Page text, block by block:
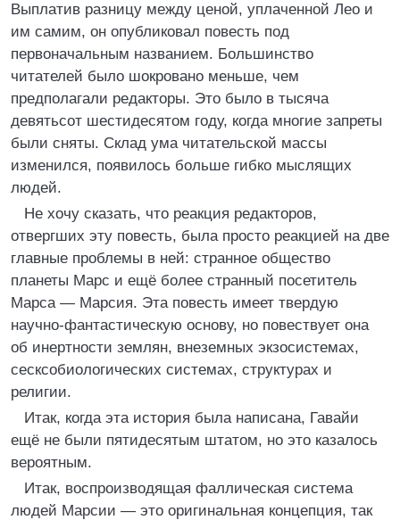
Выплатив разницу между ценой, уплаченной Лео и
им самим, он опубликовал повесть под
первоначальным названием. Большинство
читателей было шокровано меньше, чем
предполагали редакторы. Это было в тысяча
девятьсот шестидесятом году, когда многие запреты
были сняты. Склад ума читательской массы
изменился, появилось больше гибко мыслящих
людей.
Не хочу сказать, что реакция редакторов,
отвергших эту повесть, была просто реакцией на две
главные проблемы в ней: странное общество
планеты Марс и ещё более странный посетитель
Марса — Марсия. Эта повесть имеет твердую
научно-фантастическую основу, но повествует она
об инертности землян, внеземных экзосистемах,
сесксобиологических системах, структурах и
религии.
Итак, когда эта история была написана, Гавайи
ещё не были пятидесятым штатом, но это казалось
вероятным.
Итак, воспроизводящая фаллическая система
людей Марсии — это оригинальная концепция, так